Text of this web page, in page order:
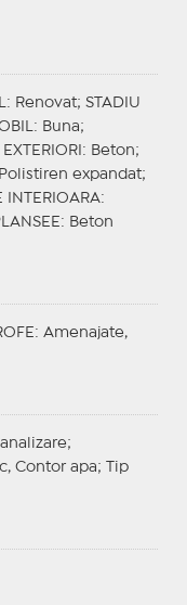
: Renovat; STADIU
: Buna;
EXTERIORI : Beton;
expandat;
INTERIOARA:
: Beton
: Amenajate,
Contor apa;
Tip